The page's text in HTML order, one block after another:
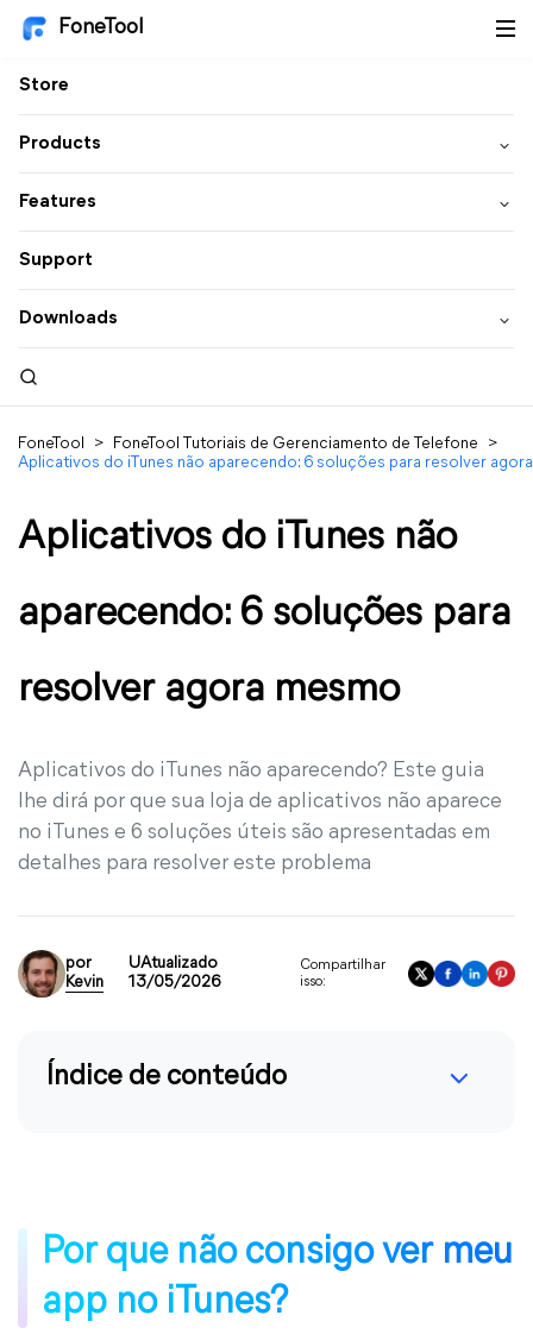
FoneTool
Store
Products
Features
Support
Downloads
FoneTool > FoneTool Tutoriais de Gerenciamento de Telefone
>
Aplicativos do iTunes não aparecendo: 6 soluções para resolver
Aplicativos do iTunes não
aparecendo: 6 soluções para
resolver agora mesmo
Aplicativos do iTunes não aparecendo? Este guia
lhe dirá por que sua loja de aplicativos não aparece
no iTunes e 6 soluções úteis são apresentadas em
detalhes para resolver este problema
por
Kevin
UAtualizado
13/05/2026
Compartilhar
isso:
Índice de conteúdo
Por que não consigo ver meu
app no iTunes?